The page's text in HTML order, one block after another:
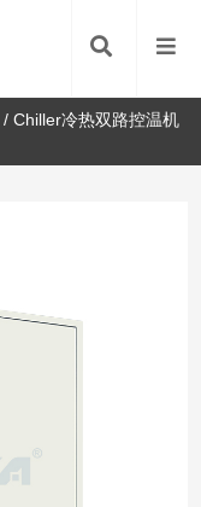
/Chiller冷热双路控温机